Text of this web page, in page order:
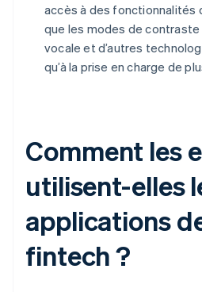
accès à des fonctionnalités
que les modes de
vocale et d’autres
qu’à la prise en charge de
Comment les
utilisent-elles
applications
fintech ?